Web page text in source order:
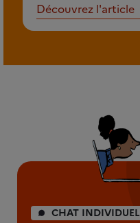
Découvrez l'article
CHAT INDIVIDUEL